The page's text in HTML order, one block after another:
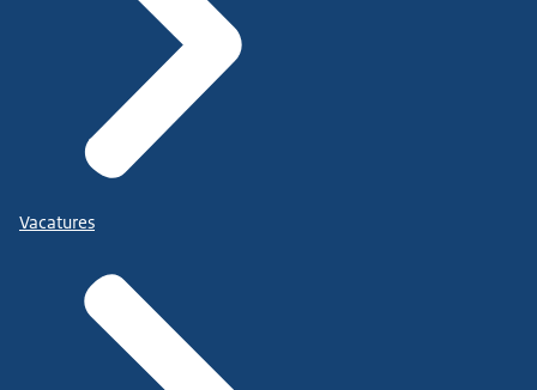
Vacatures